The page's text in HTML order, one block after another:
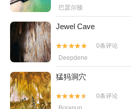
巴瑟尔顿
Jewel Cave


0条评论
Deepdene
猛犸洞穴


0条评论